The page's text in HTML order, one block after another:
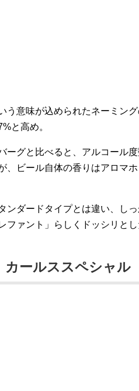
う意味が込められたネーミ
と高め。
ーグと比べると、アルコール
、ビール自体の香りはアロマ
ンダードタイプとは違い、し
ファント」らしくドッシリと
ールススペシャル